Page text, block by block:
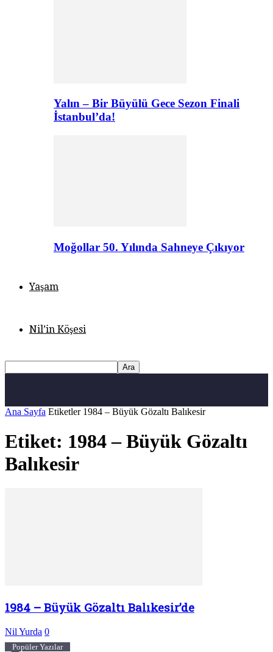
Yalın – Bir Büyülü Gece Sezon Finali
İstanbul’da!
Moğollar 50. Yılında Sahneye Çıkıyor
Yaşam
Nil’in Köşesi
Ana Sayfa Etiketler 1984 – Büyük Gözaltı Balıkesir
Etiket: 1984 – Büyük Gözaltı
Balıkesir
1984 – Büyük Gözaltı Balıkesir’de
Nil Yurda 0
Popüler Yazılar